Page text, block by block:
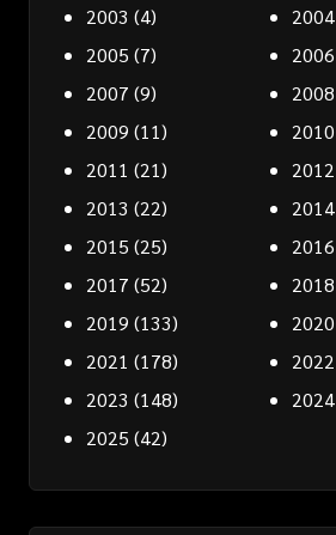
2003 (4) 2004
2005 (7) 2006
2007 (9) 2008
2009 (11) 2010
2011 (21) 2012
2013 (22) 2014
2015 (25) 2016
2017 (52) 2018
2019 (133) 2020
2021 (178) 2022
2023 (148) 2024
2025 (42)